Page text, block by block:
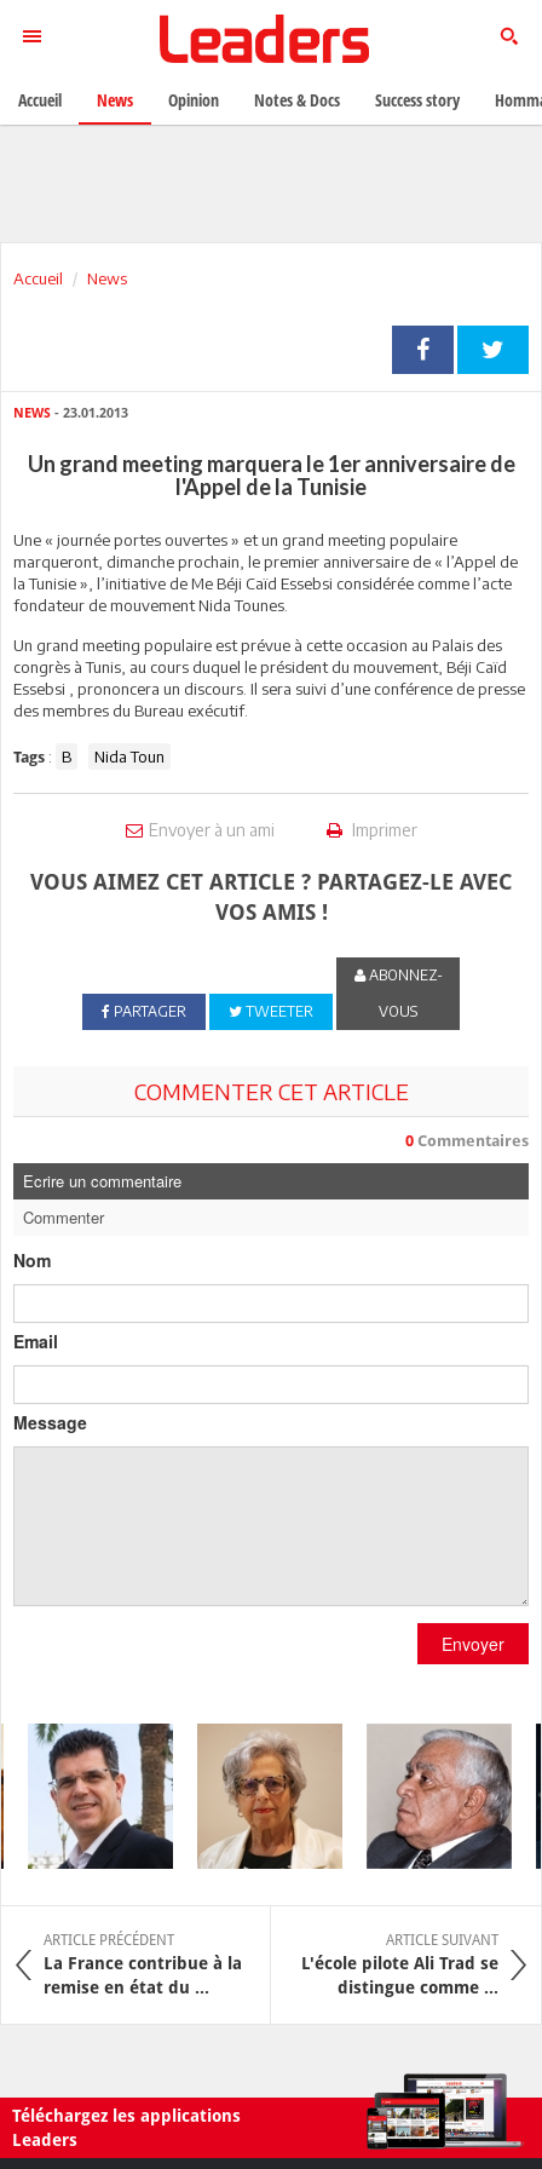
Accueil News
NEWS - 23.01.2013
Un grand meeting marquera le 1er anniversaire de
l'Appel de la Tunisie
Une « journée portes ouvertes » et un grand meeting populaire
marqueront, dimanche prochain, le premier anniversaire de « l’Appel de
la Tunisie », l’initiative de Me Béji Caïd Essebsi considérée comme l’acte
fondateur de mouvement Nida Tounes.
Un grand meeting populaire est prévue à cette occasion au Palais des
congrès à Tunis, au cours duquel le président du mouvement, Béji Caïd
Essebsi , prononcera un discours. Il sera suivi d’une conférence de presse
des membres du Bureau exécutif.
Tags : B Nida Toun
Envoyer à un ami Imprimer
VOUS AIMEZ CET ARTICLE ? PARTAGEZ-LE AVEC
VOS AMIS !
PARTAGER TWEETER
ABONNEZ-
VOUS
COMMENTER CET ARTICLE
0 Commentaires
Ecrire un commentaire
Commenter
Nom
Email
Message
Envoyer
ARTICLE PRÉCÉDENT
La France contribue à la
remise en état du ...
ARTICLE SUIVANT
L'école pilote Ali Trad se
distingue comme ...
Téléchargez les applications
Leaders
Accueil News Opinion Notes & Docs Success story